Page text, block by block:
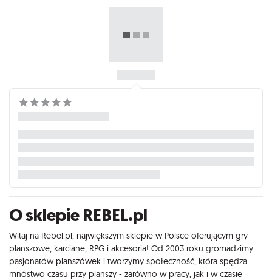
O sklepie REBEL.pl
Witaj na Rebel.pl, największym sklepie w Polsce oferującym gry
planszowe, karciane, RPG i akcesoria! Od 2003 roku gromadzimy
pasjonatów planszówek i tworzymy społeczność, która spędza
mnóstwo czasu przy planszy - zarówno w pracy, jak i w czasie